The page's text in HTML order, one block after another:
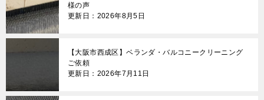
様の声
更新日：2026年8月5日
【大阪市西成区】ベランダ・バルコニークリーニング
ご依頼
更新日：2026年7月11日